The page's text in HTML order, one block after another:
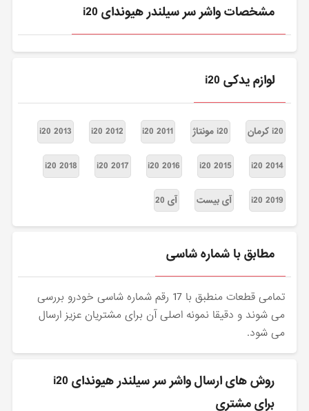
مشخصات واشر سر سیلندر هیوندای i20
لوازم یدکی i20
i20 کرمان i20 مونتاژ i20 2011
i20 2012
i20 2013
i20 2014
i20 2015
i20 2016
i20 2017
i20 2018
i20 2019 آی بیست آی 20
مطابق با شماره شاسی
تمامی قطعات منطبق با 17 رقم شماره شاسی خودرو بررسی
می شوند و دقیقا نمونه اصلی آن برای مشتریان عزیز ارسال
می شود.
روش های ارسال واشر سر سیلندر هیوندای i20
برای مشتری